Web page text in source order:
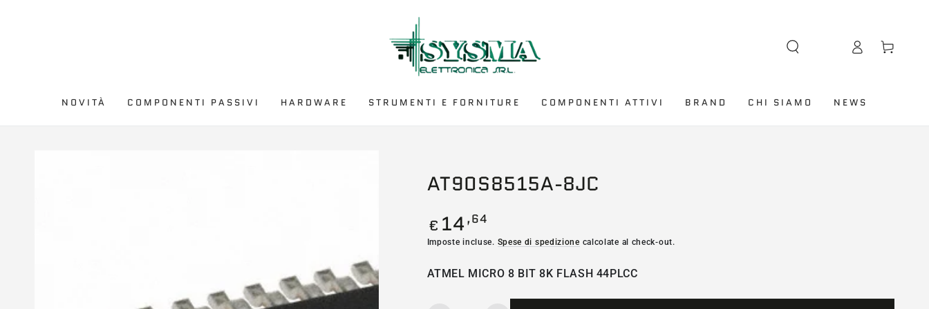
NOVITÀ COMPONENTI PASSIVI HARDWARE STRUMENTI E FORNITURE COMPONENTI ATTIVI BRAND CHI SIAMO NEWS
AccessoCarello
AT90S8515A-8JC
Prezzo
regolare
€ 14 ,64
Imposte incluse. Spese di spedizione calcolate al check-out.
ATMEL MICRO 8 BIT 8K FLASH 44PLCC